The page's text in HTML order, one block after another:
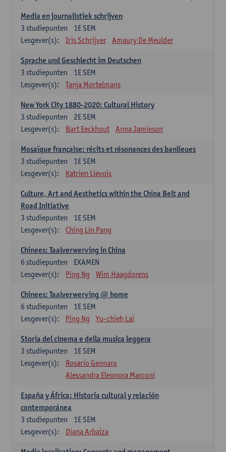
Media en journalistiek schrijven
1E SEM
3 studiepunten
Lesgever(s):
Iris Schrijver Amaury De Meulder
Sprache und Geschlecht im Deutschen
1E SEM
3 studiepunten
Lesgever(s):
Tanja Mortelmans
New York City 1880-2020: Cultural History
2E SEM
3 studiepunten
Lesgever(s):
Bart Eeckhout Anna Jamieson
Mosaïque française: récits et résonances des banlieues
1E SEM
3 studiepunten
Lesgever(s):
Katrien Lievois
Culture, Art and Aesthetics within the China Belt and
Road Initiative
1E SEM
3 studiepunten
Lesgever(s):
Ching Lin Pang
Chinees: Taalverwerving in China
EXAMEN
6 studiepunten
Lesgever(s):
Ping Ng Wim Haagdorens
Chinees: Taalverwerving @ home
1E SEM
6 studiepunten
Lesgever(s):
Ping Ng Yu-chieh Lai
Storia del cinema e della musica leggera
1E SEM
3 studiepunten
Lesgever(s):
Rosario Gennaro
Alessandra Eleonora Marconi
España y África: Historia cultural y relación
contemporánea
1E SEM
3 studiepunten
Lesgever(s):
Diana Arbaiza